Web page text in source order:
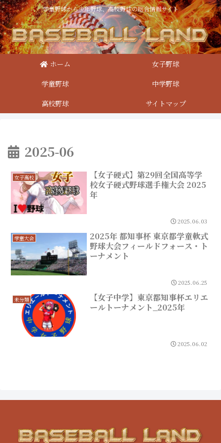
学童野球から少年野球、高校野球の総合情報サイト
ホーム
女子野球
学童野球
中学野球
高校野球
サイトマップ
2025-06
女子高校
【女子硬式】第29回全国高等学
校女子硬式野球選手権大会 2025
年
2025.06.03
学童大会
2025年 都知事杯 東京都学童軟式
野球大会フィールドフォース・ト
ーナメント
2025.06.25
未分類
【女子中学】東京都知事杯エリエ
ールトーナメント_2025年
2025.06.02